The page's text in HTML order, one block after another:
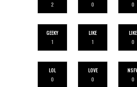
2
0
0
GEEKY
1
LIKE
1
LIKE
0
LOL
0
LOVE
0
0